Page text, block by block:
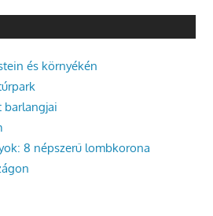
és környékén
barlangjai
8 népszerű lombkorona